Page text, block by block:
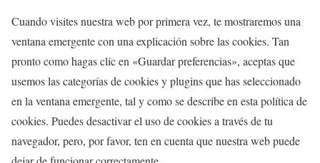
e
s
s
g
o
o
g
l
e
-
r
e
r
v
i
c
e
y
e
n
t
t
o
s
e
Cuando visites nuestra web por primera vez, te mostraremos una
ventana emergente con una explicación sobre las cookies. Tan
pronto como hagas clic en «Guardar preferencias», aceptas que
usemos las categorías de cookies y plugins que has seleccionado
en la ventana emergente, tal y como se describe en esta política de
cookies. Puedes desactivar el uso de cookies a través de tu
navegador, pero, por favor, ten en cuenta que nuestra web puede